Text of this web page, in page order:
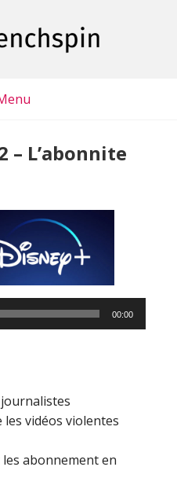
– L’abonnite
00:00
vidéos violentes
abonnement en